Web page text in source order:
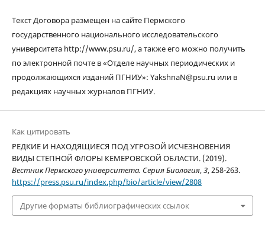
Текст Договора размещен на сайте Пермского
государственного национального исследовательского
университета http://www.psu.ru/, а также его можно получить
по электронной почте в «Отделе научных периодических и
продолжающихся изданий ПГНИУ»: YakshnaN@psu.ru или в
редакциях научных журналов ПГНИУ.
Как цитировать
РЕДКИЕ И НАХОДЯЩИЕСЯ ПОД УГРОЗОЙ ИСЧЕЗНОВЕНИЯ
ВИДЫ СТЕПНОЙ ФЛОРЫ КЕМЕРОВСКОЙ ОБЛАСТИ. (2019).
Вестник Пермского университета. Серия Биология,3, 258-263.
https://press.psu.ru/index.php/bio/article/view/2808
Другие форматы библиографических ссылок